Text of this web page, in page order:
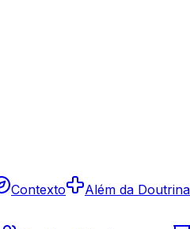
Contexto Além da Doutrina